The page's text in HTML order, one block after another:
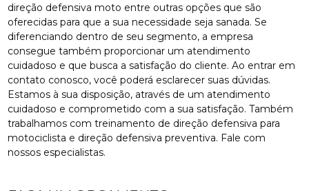
direção defensiva moto entre outras opções que são
oferecidas para que a sua necessidade seja sanada. Se
diferenciando dentro de seu segmento, a empresa
consegue também proporcionar um atendimento
cuidadoso e que busca a satisfação do cliente. Ao entrar em
contato conosco, você poderá esclarecer suas dúvidas.
Estamos à sua disposição, através de um atendimento
cuidadoso e comprometido com a sua satisfação. Também
trabalhamos com treinamento de direção defensiva para
motociclista e direção defensiva preventiva. Fale com
nossos especialistas.